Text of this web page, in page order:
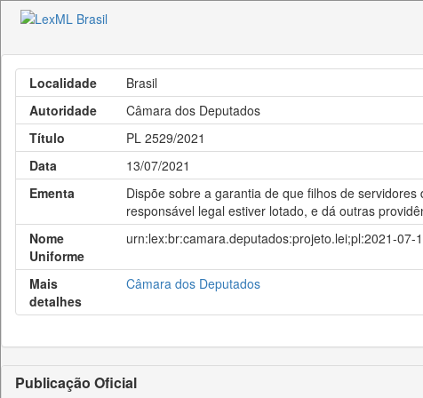
Localidade
Brasil
Autoridade
Câmara dos Deputados
Título
PL 2529/2021
Data
13/07/2021
Ementa
Dispõe sobre a garantia de que filhos de
responsável legal estiver lotado, e dá outras
Nome
Uniforme
urn:lex:br:camara.deputados:projeto.lei;pl:2021-07-
Mais
detalhes
Câmara dos Deputados
Publicação Oficial